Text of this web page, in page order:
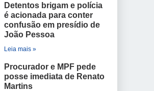
Detentos brigam e polícia
é acionada para conter
confusão em presídio de
João Pessoa
Leia mais »
Procurador e MPF pede
posse imediata de Renato
Martins